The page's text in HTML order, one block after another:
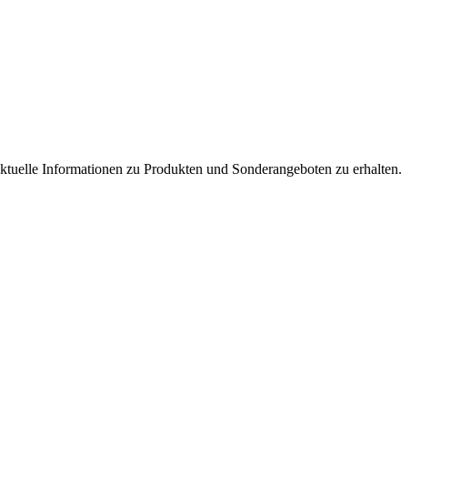
Informationen zu Produkten und Sonderangeboten zu erhalten.